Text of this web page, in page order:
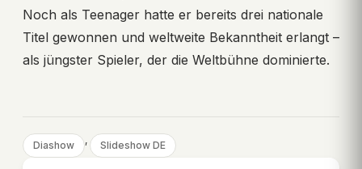
Noch als Teenager hatte er bereits drei nationale
Titel gewonnen und weltweite Bekanntheit erlangt –
als jüngster Spieler, der die Weltbühne dominierte.
Diashow , Slideshow DE